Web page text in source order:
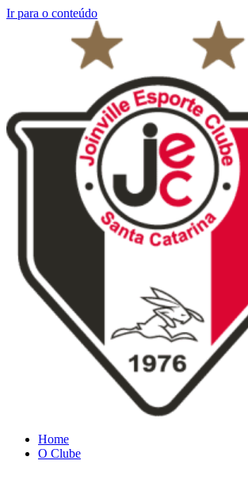
Ir para o conteúdo
Home
O Clube